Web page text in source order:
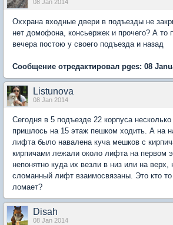
08 Jan 2014
Оххрана входные двери в подъезды не
нет домофона, консьержек и прочего? А то
вечера постою у своего подъезда и назад
Сообщение отредактировал pges: 08
Listunova
08 Jan 2014
Сегодня в 5 подъезде 22 корпуса
пришлось на 15 этаж пешком ходить. А на
лифта было навалена куча мешков с
кирпичами лежали около лифта на первом
непонятно куда их везли в низ или на
сломанный лифт взаимосвязаны. Это кто
ломает?
Disah
08 Jan 2014